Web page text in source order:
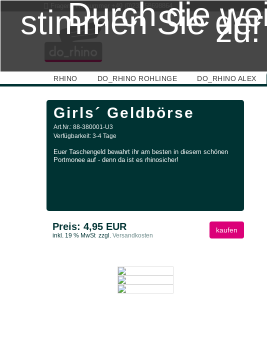
Durch die
stimmen Sie
Fragen? Rufnummer
RHINO DO_RHINO ROHLINGE DO_RHINO ALEX
Girls´ Geldbörse
Art.Nr.: 88-380001-U3
Verfügbarkeit: 3-4 Tage
Euer Taschengeld bewahrt ihr am besten in diesem schönen
Portmonee auf - denn da ist es rhinosicher!
Preis: 4,95 EUR
inkl. 19 % MwStzzgl. Versandkosten
kaufen